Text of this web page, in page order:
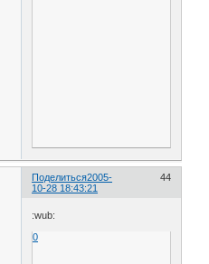
Поделиться 44
2005-
10-28 18:43:21
:wub:
0